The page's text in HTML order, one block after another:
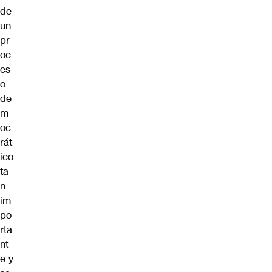
de
un
pr
oc
es
o
de
m
oc
rát
ico
ta
n
im
po
rta
nt
e y